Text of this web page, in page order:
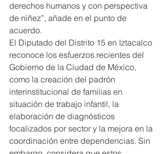
derechos humanos y con perspectiva
de niñez”, añade en el punto de
acuerdo.
El Diputado del Distrito 15 en Iztacalco
reconoce los esfuerzos recientes del
Gobierno de la Ciudad de México,
como la creación del padrón
interinstitucional de familias en
situación de trabajo infantil, la
elaboración de diagnósticos
focalizados por sector y la mejora en la
coordinación entre dependencias. Sin